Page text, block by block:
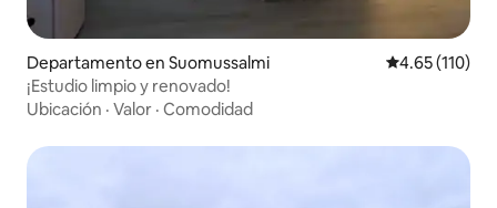
Departamento en Suomussalmi Calificación
4.65 (110)
¡Estudio limpio y renovado!
Ubicación · Valor · Comodidad